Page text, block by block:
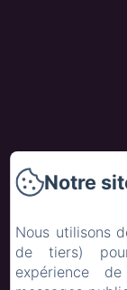
Notre
Nous utilisons
de tiers)
expérience